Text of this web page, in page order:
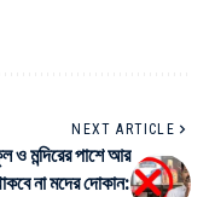
NEXT ARTICLE
ও মন্দিরের পাশে আর
না মদের দোকান: